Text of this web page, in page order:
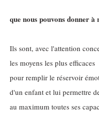
que nous pouvons donner à
Ils sont, avec l'attention
les moyens les plus efficaces
pour remplir le réservoir
d'un enfant et lui permettre
au maximum toutes ses